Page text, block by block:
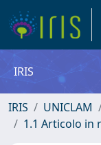
IRIS
IRIS UNICLAM
1.1 Articolo in